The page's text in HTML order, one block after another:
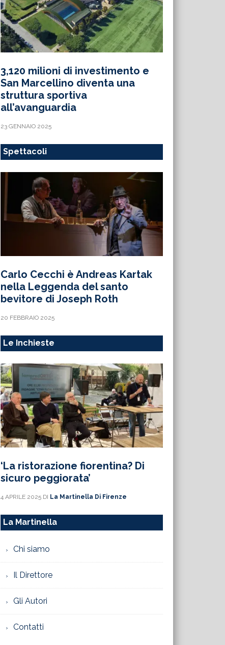
3,120 milioni di investimento e
San Marcellino diventa una
struttura sportiva
all’avanguardia
23 GENNAIO 2025
Spettacoli
Carlo Cecchi è Andreas Kartak
nella Leggenda del santo
bevitore di Joseph Roth
20 FEBBRAIO 2025
Le Inchieste
‘La ristorazione fiorentina? Di
sicuro peggiorata’
4 APRILE 2025 DI La Martinella Di Firenze
La Martinella
Chi siamo
Il Direttore
Gli Autori
Contatti